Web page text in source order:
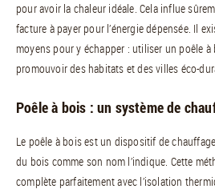
pour avoir la chaleur idéale. Cela influe
facture à payer pour l’énergie dépensée. Il
moyens pour y échapper : utiliser un poêle
promouvoir des habitats et des villes éco-
Poêle à bois : un système de
Le poêle à bois est un dispositif de
du bois comme son nom l’indique. Cette
complète parfaitement avec l’isolation